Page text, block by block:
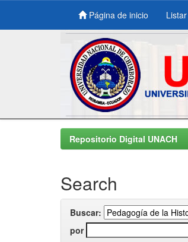
Skip
Página de inicio Listar
Repositorio Digital UNACH
Search
Buscar:
por